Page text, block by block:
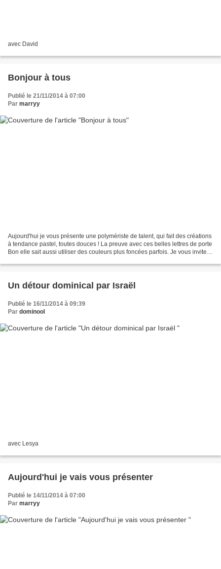
avec David
Bonjour à tous
Publié le 21/11/2014 à 07:00
Par marryy
Aujourd'hui je vous présente une polymériste de talent, qui fait des créations
à tendance pastel, toutes douces ! La preuve avec ces belles lettres de porte
Bon elle sait aussi utiliser des couleurs plus foncées parfois. Je vous invite à
Un détour dominical par Israël
Publié le 16/11/2014 à 09:39
Par dominool
avec Lesya
Aujourd'hui je vais vous présenter
Publié le 14/11/2014 à 07:00
Par marryy